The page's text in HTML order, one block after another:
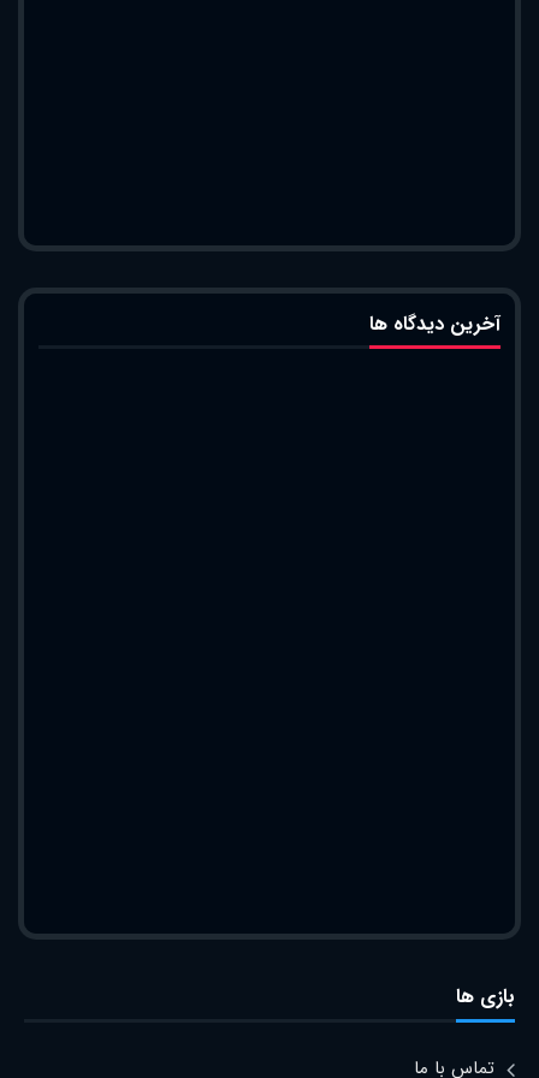
آخرین دیدگاه ها
بازی ها
تماس با ما